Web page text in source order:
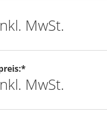
MwSt.
MwSt.